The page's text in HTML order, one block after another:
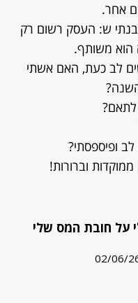
אחר.
ש: העסק רשום רק
משותף.
לב כעת, האם אשתי
לתאם?
ופיספסתי?
וברורות!
על חובת המס שלי
02/06/